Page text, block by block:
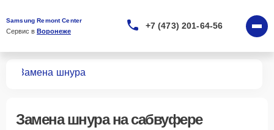
Samsung Remont Center
Сервис в Воронеже
+7 (473) 201-64-56
Замена шнура
Замена шнурана сабвуфере